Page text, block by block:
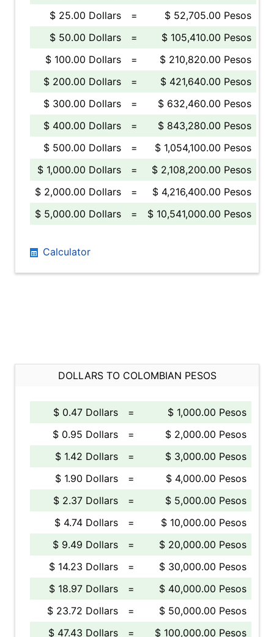
$ 25.00 Dollars
=
$ 52,705.00 Pesos
$ 50.00 Dollars
=
$ 105,410.00 Pesos
$ 100.00 Dollars
=
$ 210,820.00 Pesos
$ 200.00 Dollars
=
$ 421,640.00 Pesos
$ 300.00 Dollars
=
$ 632,460.00 Pesos
$ 400.00 Dollars
=
$ 843,280.00 Pesos
$ 500.00 Dollars
=
$ 1,054,100.00 Pesos
$ 1,000.00 Dollars
=
$ 2,108,200.00 Pesos
$ 2,000.00 Dollars
=
$ 4,216,400.00 Pesos
$ 5,000.00 Dollars
= $ 10,541,000.00 Pesos
Calculator
DOLLARS TO COLOMBIAN PESOS
$ 0.47 Dollars =
$ 1,000.00 Pesos
$ 0.95 Dollars
=
$ 2,000.00 Pesos
$ 1.42 Dollars
=
$ 3,000.00 Pesos
$ 1.90 Dollars
=
$ 4,000.00 Pesos
$ 2.37 Dollars
=
$ 5,000.00 Pesos
$ 4.74 Dollars
=
$ 10,000.00 Pesos
$ 9.49 Dollars
=
$ 20,000.00 Pesos
$ 14.23 Dollars
=
$ 30,000.00 Pesos
$ 18.97 Dollars
=
$ 40,000.00 Pesos
$ 23.72 Dollars
=
$ 50,000.00 Pesos
$ 47.43 Dollars
= $ 100,000.00 Pesos